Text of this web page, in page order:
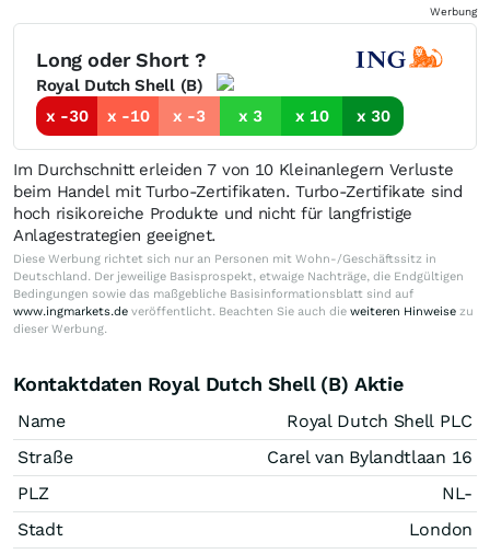
Werbung
Long oder Short ?
Royal Dutch Shell (B)
x -30
x -10 x -3 x 3 x 10 x 30
Im Durchschnitt erleiden 7 von 10 Kleinanlegern Verluste
beim Handel mit Turbo-Zertifikaten. Turbo-Zertifikate sind
hoch risikoreiche Produkte und nicht für langfristige
Anlagestrategien geeignet.
Diese Werbung richtet sich nur an Personen mit Wohn-/Geschäftssitz in
Deutschland. Der jeweilige Basisprospekt, etwaige Nachträge, die Endgültigen
Bedingungen sowie das maßgebliche Basisinformationsblatt sind auf
www.ingmarkets.de veröffentlicht. Beachten Sie auch die weiteren Hinweise zu
dieser Werbung.
Kontaktdaten Royal Dutch Shell (B) Aktie
Name
Royal Dutch Shell PLC
Straße
Carel van Bylandtlaan 16
PLZ
NL-
Stadt
London